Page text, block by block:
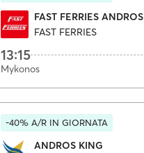
FAST FERRIES ANDROS
FAST FERRIES
13:15
Mykonos
-40% A/R IN GIORNATA
ANDROS KING